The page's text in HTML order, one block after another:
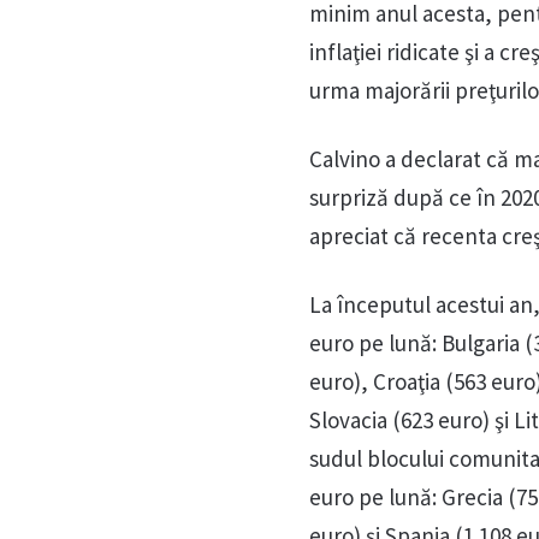
minim anul acesta,
inflaţiei ridicate şi a
urma majorării
Calvino a declarat că
surpriză după ce în
apreciat că recenta
La începutul acestui
euro pe lună: Bulgaria
euro), Croaţia (563
Slovacia (623 euro) şi
sudul blocului
euro pe lună: Grecia